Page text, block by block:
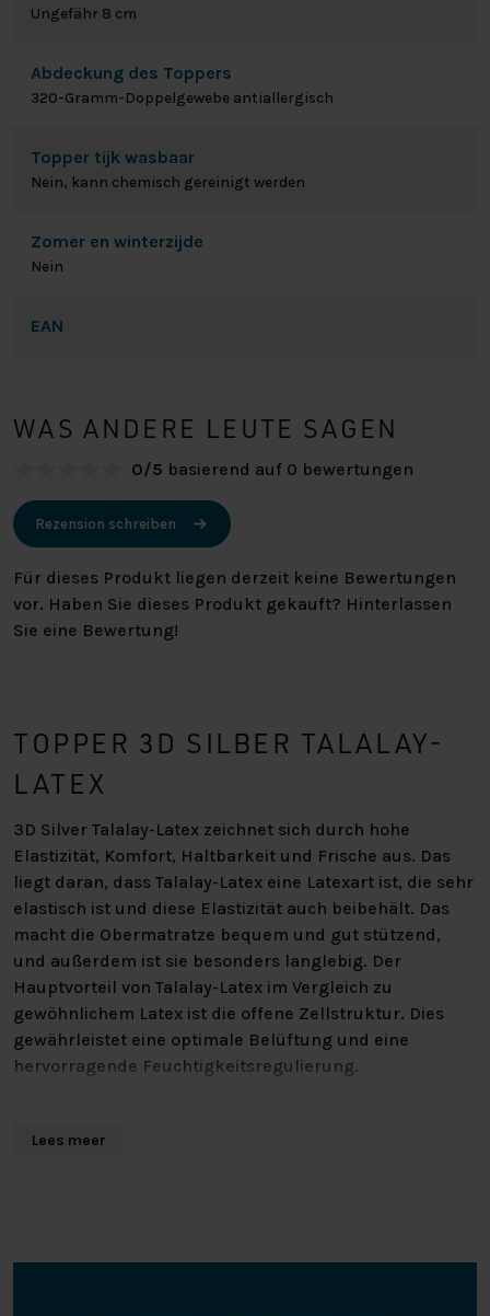
Ungefähr 8 cm
Abdeckung des Toppers
320-Gramm-Doppelgewebe antiallergisch
Topper tijk wasbaar
Nein, kann chemisch gereinigt werden
Zomer en winterzijde
Nein
EAN
WAS ANDERE LEUTE SAGEN
0/5 basierend auf 0 bewertungen
Rezension schreiben
Für dieses Produkt liegen derzeit keine Bewertungen
vor. Haben Sie dieses Produkt gekauft? Hinterlassen
Sie eine Bewertung!
TOPPER 3D SILBER TALALAY-
LATEX
3D Silver Talalay-Latex zeichnet sich durch hohe
Elastizität, Komfort, Haltbarkeit und Frische aus. Das
liegt daran, dass Talalay-Latex eine Latexart ist, die sehr
elastisch ist und diese Elastizität auch beibehält. Das
macht die Obermatratze bequem und gut stützend,
und außerdem ist sie besonders langlebig. Der
Hauptvorteil von Talalay-Latex im Vergleich zu
gewöhnlichem Latex ist die offene Zellstruktur. Dies
gewährleistet eine optimale Belüftung und eine
hervorragende Feuchtigkeitsregulierung.
auch für eine geteilte Obermatratze entscheiden. Bei
Lees meer